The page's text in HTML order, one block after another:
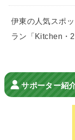
伊東の人気スポ
ラン「Kitchen・
サポーター紹